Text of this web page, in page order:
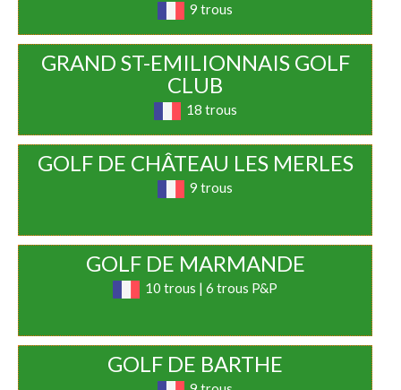
9 trous
GRAND ST-EMILIONNAIS GOLF
CLUB
18 trous
GOLF DE CHÂTEAU LES MERLES
9 trous
GOLF DE MARMANDE
10 trous | 6 trous P&P
GOLF DE BARTHE